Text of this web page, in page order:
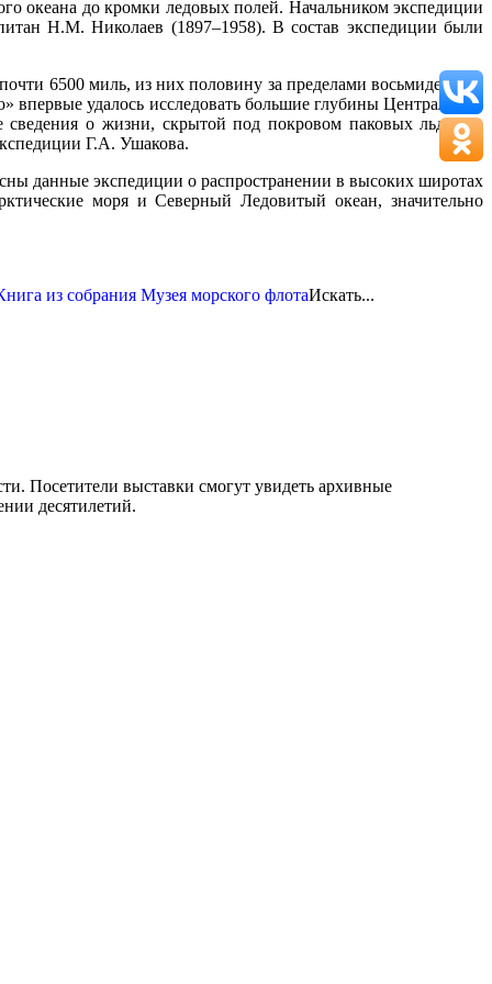
океана до кромки ледовых полей. Начальником экспедиции
Н.М. Николаев (1897–1958). В состав экспедиции были
6500 миль, из них половину за пределами восьмидесятой
удалось исследовать большие глубины Центральной
о жизни, скрытой под покровом паковых льдов, о
Г.А. Ушакова.
данные экспедиции о распространении в высоких широтах
моря и Северный Ледовитый океан, значительно
Искать...
Посетители выставки смогут увидеть архивные
десятилетий.